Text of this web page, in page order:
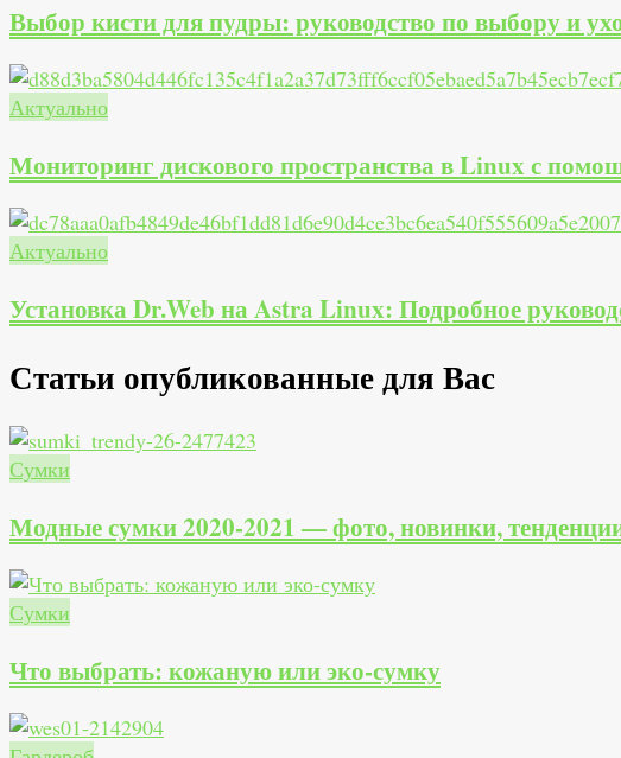
Выбор кисти для пудры: руководство по выбору и
Актуально
Мониторинг дискового пространства в Linux с
Актуально
Установка Dr.Web на Astra Linux: Подробное
Статьи опубликованные для Вас
Сумки
Модные сумки 2020-2021 — фото, новинки,
Сумки
Что выбрать: кожаную или эко-сумку